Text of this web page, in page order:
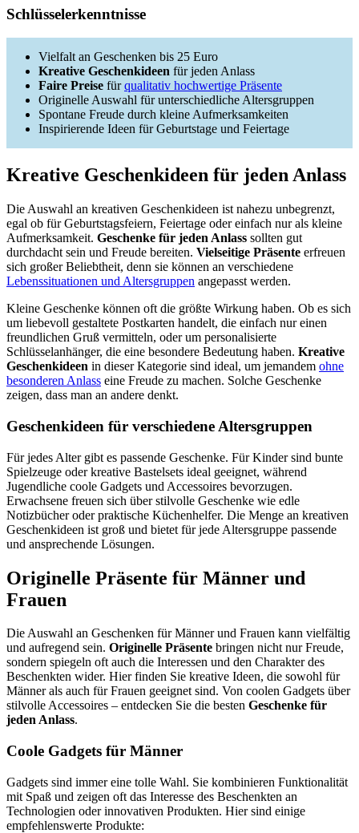
Schlüsselerkenntnisse
Vielfalt an Geschenken bis 25 Euro
Kreative Geschenkideen für jeden Anlass
Faire Preise fürqualitativ hochwertige Präsente
Originelle Auswahl für unterschiedliche Altersgruppen
Spontane Freude durch kleine Aufmerksamkeiten
Inspirierende Ideen für Geburtstage und Feiertage
Kreative Geschenkideen für jeden Anlass
Die Auswahl an kreativen Geschenkideen ist nahezu unbegrenzt,
egal ob für Geburtstagsfeiern, Feiertage oder einfach nur als kleine
Aufmerksamkeit. Geschenke für jeden Anlass sollten gut
durchdacht sein und Freude bereiten. Vielseitige Präsente erfreuen
sich großer Beliebtheit, denn sie können an verschiedene
Lebenssituationen und Altersgruppen angepasst werden.
Kleine Geschenke können oft die größte Wirkung haben. Ob es sich
um liebevoll gestaltete Postkarten handelt, die einfach nur einen
freundlichen Gruß vermitteln, oder um personalisierte
Schlüsselanhänger, die eine besondere Bedeutung haben. Kreative
Geschenkideen in dieser Kategorie sind ideal, um jemandem ohne
besonderen Anlass eine Freude zu machen. Solche Geschenke
zeigen, dass man an andere denkt.
Geschenkideen für verschiedene Altersgruppen
Für jedes Alter gibt es passende Geschenke. Für Kinder sind bunte
Spielzeuge oder kreative Bastelsets ideal geeignet, während
Jugendliche coole Gadgets und Accessoires bevorzugen.
Erwachsene freuen sich über stilvolle Geschenke wie edle
Notizbücher oder praktische Küchenhelfer. Die Menge an kreativen
Geschenkideen ist groß und bietet für jede Altersgruppe passende
und ansprechende Lösungen.
Originelle Präsente für Männer und
Frauen
Die Auswahl an Geschenken für Männer und Frauen kann vielfältig
und aufregend sein. Originelle Präsente bringen nicht nur Freude,
sondern spiegeln oft auch die Interessen und den Charakter des
Beschenkten wider. Hier finden Sie kreative Ideen, die sowohl für
Männer als auch für Frauen geeignet sind. Von coolen Gadgets über
stilvolle Accessoires – entdecken Sie die besten Geschenke für
jeden Anlass.
Coole Gadgets für Männer
Gadgets sind immer eine tolle Wahl. Sie kombinieren Funktionalität
mit Spaß und zeigen oft das Interesse des Beschenkten an
Technologien oder innovativen Produkten. Hier sind einige
empfehlenswerte Produkte: